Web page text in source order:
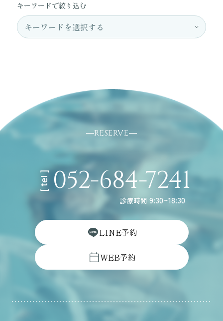
キーワードで絞り込む
RESERVE
[ tel ] 052-684-7241
診療時間 9:30~18:30
LINE予約
WEB予約